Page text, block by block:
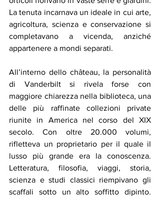
La tenuta incarnava un ideale in cui arte,
agricoltura, scienza e conservazione si
completavano a vicenda, anziché
appartenere a mondi separati.
All’interno dello château, la personalità
di Vanderbilt si rivela forse con
maggiore chiarezza nella biblioteca, una
delle più raffinate collezioni private
riunite in America nel corso del XIX
secolo. Con oltre 20.000 volumi,
rifletteva un proprietario per il quale il
lusso più grande era la conoscenza.
Letteratura, filosofia, viaggi, storia,
scienza e studi classici riempivano gli
scaffali sotto un alto soffitto dipinto.